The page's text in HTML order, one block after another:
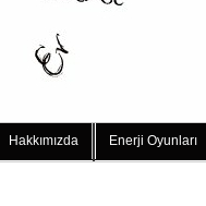
Hakkımızda Enerji Oyunları